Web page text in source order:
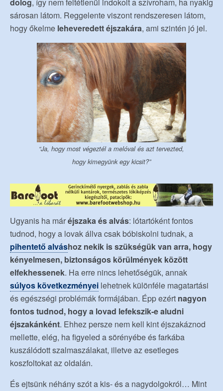
sárosan látom. Reggelente viszont rendszeresen látom,
hogy őkelme leheveredett éjszakára, ami szintén jó jel.
“Ja, hogy most végeztél a melóval és azt tervezted,
hogy kimegyünk egy kicsit?”
Ugyanis ha máréjszaka és alvás: lótartóként fontos
tudnod, hogy a lovak állva csak bóbiskolni tudnak, a
pihentető alváshoz nekik is szükségük van arra, hogy
kényelmesen, biztonságos körülmények között
elfekhessenek. Ha erre nincs lehetőségük, annak
súlyos következményei lehetnek különféle magatartási
és egészségi problémák formájában. Épp ezért nagyon
fontos tudnod, hogy a lovad lefekszik-e aludni
éjszakánként. Ehhez persze nem kell kint éjszakáznod
mellette, elég, ha figyeled a sörényébe és farkába
kuszálódott szalmaszálakat, illetve az esetleges
koszfoltokat az oldalán.
És ejtsünk néhány szót a kis- és a nagydolgokról… Mint